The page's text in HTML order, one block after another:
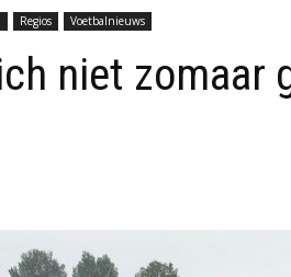
Regios Voetbalnieuws
niet zomaar